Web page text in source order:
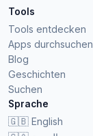
Tools
Tools entdecken
Apps durchsuchen
Blog
Geschichten
Suchen
Sprache
🇬🇧 English